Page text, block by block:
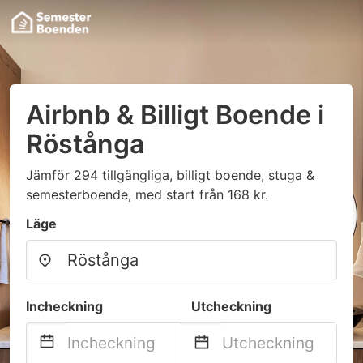
Airbnb & Billigt Boende i
Röstånga
Jämför 294 tillgängliga, billigt boende, stuga &
semesterboende, med start från 168 kr.
Läge
Incheckning Utcheckning